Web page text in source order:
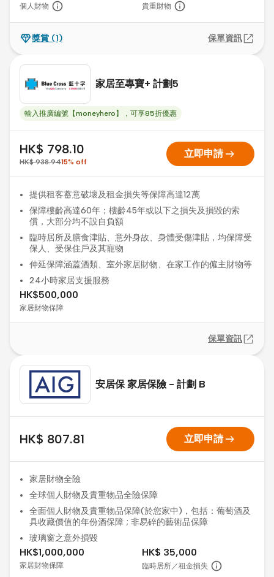
個人財物 貴重財物
獎賞 (1) 保單資訊
家居至專寶+ 計劃5
輸入推廣編號【moneyhero】，可享85折優惠
HK$ 798.10
HK$ 938.9415% off
立即申請arrow_right_alt
提供租客蓄意破壞及租金損失等保障高達12萬
保障樓齡高達60年；樓齡45年或以下之損失及損毀的索
償，大部分均不設自負額
臨時居所及膳食津貼、意外身故、身體受傷津貼，均保障受
保人、受保住戶及其寵物
伸延保障涵蓋酒類、室外家居財物、在家工作的僱主財物等
24小時家居支援服務
HK$500,000
家居財物保障
保單資訊
安居保 家居保險 - 計劃 B
HK$ 807.81 立即申請arrow_right_alt
家居財物全險
全球個人財物及貴重物品全險保障
全面個人財物及貴重物品保障(於您家中)，包括：葡萄酒及
具收藏價值的年份酒保障 ; 非易碎的藝術品保障
玻璃窗之意外損毀
HK$1,000,000
家居財物保障
HK$ 35,000
臨時居所／租金損失